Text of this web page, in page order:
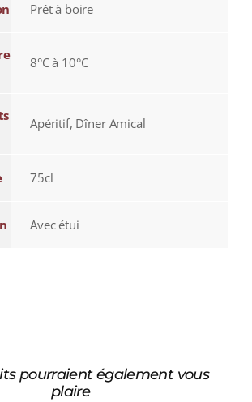
Prêt à boire
8°C à 10°C
Apéritif, Dîner Amical
75cl
Avec étui
pourraient également vous
plaire